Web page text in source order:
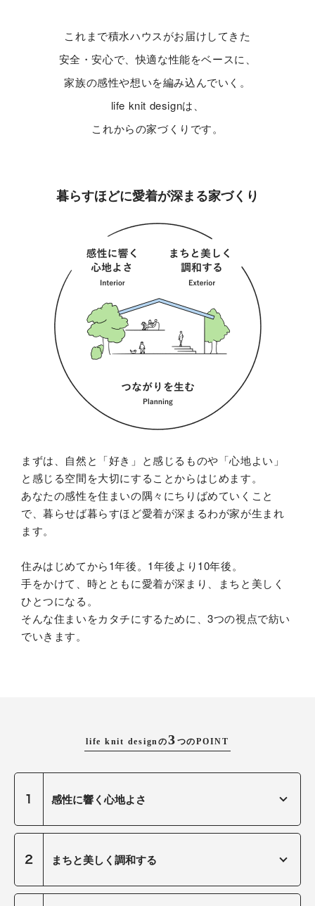
これまで積水ハウスがお届けしてきた
安全・安心で、快適な性能をベースに、
家族の感性や想いを編み込んでいく。
life knit designは、
これからの家づくりです。
暮らすほどに愛着が深まる家づくり
まずは、自然と「好き」と感じるものや「心地よい」
と感じる空間を大切にすることからはじめます。
あなたの感性を住まいの隅々にちりばめていくこと
で、暮らせば暮らすほど愛着が深まるわが家が生まれ
ます。
住みはじめてから1年後。1年後より10年後。
手をかけて、時とともに愛着が深まり、まちと美しく
ひとつになる。
そんな住まいをカタチにするために、3つの視点で紡い
でいきます。
life knit designの つのPOINT
感性に響く心地よさ
まちと美しく調和する